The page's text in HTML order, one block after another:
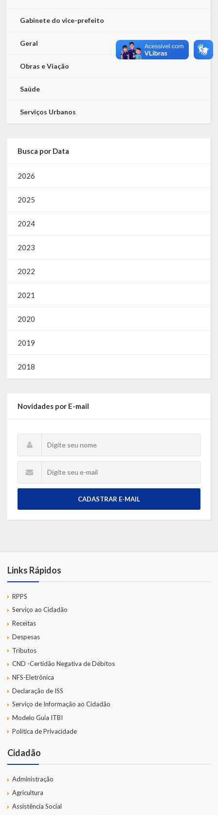
Gabinete do vice-prefeito
Geral
Obras e Viação
Saúde
Serviços Urbanos
Busca por Data
2026
2025
2024
2023
2022
2021
2020
2019
2018
Novidades por E-mail
CADASTRAR E-MAIL
Links Rápidos
RPPS
Serviço ao Cidadão
Receitas
Despesas
Tributos
CND -Certidão Negativa de Débitos
NFS-Eletrônica
Declaração de ISS
Serviço de Informação ao Cidadão
Modelo Guia ITBI
Política de Privacidade
Cidadão
Administração
Agricultura
Assistência Social